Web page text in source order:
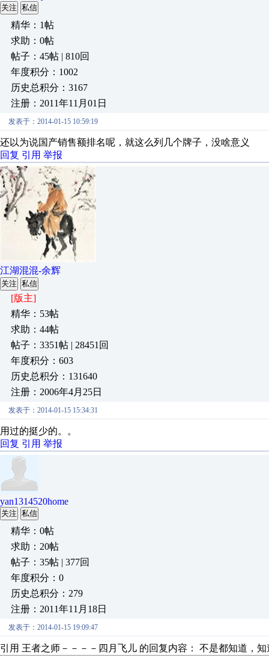
关注 私信
精华：1帖
求助：0帖
帖子：45帖 | 810回
年度积分：1002
历史总积分：3167
注册：2011年11月01日
发表于：2014-01-15 10:59:19
还以为说国产销售额排名呢，就这么列几个牌子，没啥意义
回复 引用 举报
江湖混混-余辉
关注 私信
[版主]
精华：53帖
求助：44帖
帖子：3351帖 | 28451回
年度积分：603
历史总积分：131640
注册：2006年4月25日
发表于：2014-01-15 15:34:31
用过的挺少的。。
回复 引用 举报
yan1314520home
关注 私信
精华：0帖
求助：20帖
帖子：35帖 | 377回
年度积分：0
历史总积分：279
注册：2011年11月18日
发表于：2014-01-15 19:09:47
引用 王者之师－－－－四月飞儿 的回复内容： 不是都知道，